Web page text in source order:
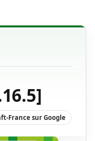
France sur Google